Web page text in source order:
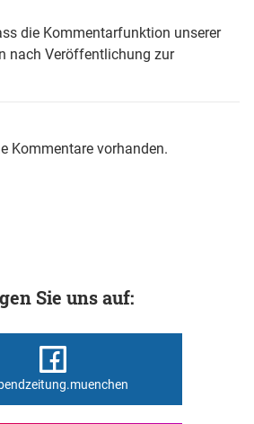
die Kommentarfunktion unserer
nach Veröffentlichung zur
Kommentare vorhanden.
Sie uns auf: